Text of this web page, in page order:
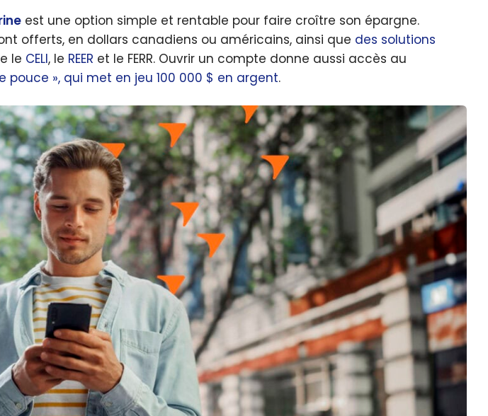
est une option simple et rentable pour faire croître son épargne.
offerts, en dollars canadiens ou américains, ainsi que des solutions
le CELI, le REER et le FERR. Ouvrir un compte donne aussi accès au
pouce », qui met en jeu 100 000 $ en argent.